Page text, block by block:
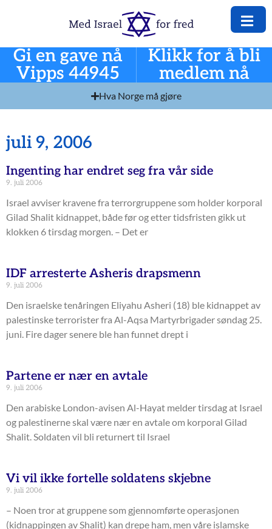
Gi en gave nå
Vipps 44945
Klikk for å bli
medlem nå
Hva Norge må gjøre
juli 9, 2006
Ingenting har endret seg fra vår side
9. juli 2006
Israel avviser kravene fra terrorgruppene som holder korporal
Gilad Shalit kidnappet, både før og etter tidsfristen gikk ut
klokken 6 tirsdag morgen. – Det er
IDF arresterte Asheris drapsmenn
9. juli 2006
Den israelske tenåringen Eliyahu Asheri (18) ble kidnappet av
palestinske terrorister fra Al-Aqsa Martyrbrigader søndag 25.
juni. Fire dager senere ble han funnet drept i
Partene er nær en avtale
9. juli 2006
Den arabiske London-avisen Al-Hayat melder tirsdag at Israel
og palestinerne skal være nær en avtale om korporal Gilad
Shalit. Soldaten vil bli returnert til Israel
Vi vil ikke fortelle soldatens skjebne
9. juli 2006
– Noen tror at gruppene som gjennomførte operasjonen
(kidnappingen av Shalit) kan drepe ham, men våre islamske